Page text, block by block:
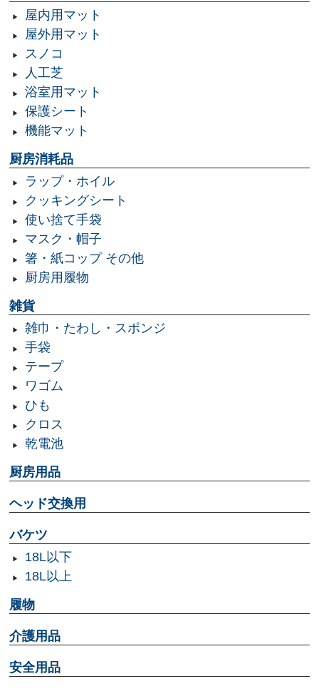
屋内用マット
屋外用マット
スノコ
人工芝
浴室用マット
保護シート
機能マット
厨房消耗品
ラップ・ホイル
クッキングシート
使い捨て手袋
マスク・帽子
箸・紙コップ その他
厨房用履物
雑貨
雑巾・たわし・スポンジ
手袋
テープ
ワゴム
ひも
クロス
乾電池
厨房用品
ヘッド交換用
バケツ
18L以下
18L以上
履物
介護用品
安全用品